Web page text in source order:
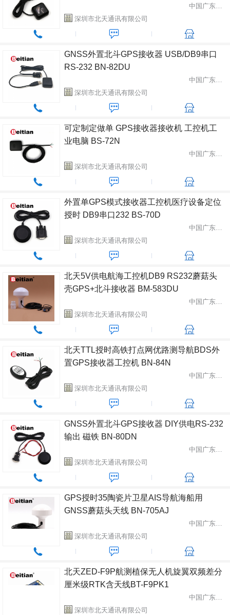
中国广东省深圳市
深圳市北天通讯有限公司
GNSS外置北斗GPS接收器 USB/DB9串口
RS-232 BN-82DU
中国广东省深圳市
深圳市北天通讯有限公司
可定制定做单 GPS接收器接收机 工控机工
业电脑 BS-72N
中国广东省深圳市
深圳市北天通讯有限公司
外置单GPS模式接收器工控机医疗设备定位
授时 DB9串口232 BS-70D
中国广东省深圳市
深圳市北天通讯有限公司
北天5V供电航海工控机DB9 RS232蘑菇头
壳GPS+北斗接收器 BM-583DU
中国广东省深圳市
深圳市北天通讯有限公司
北天TTL授时高铁打点网优路测导航BDS外
置GPS接收器工控机 BN-84N
中国广东省深圳市
深圳市北天通讯有限公司
GNSS外置北斗GPS接收器 DIY供电RS-232
输出 磁铁 BN-80DN
中国广东省深圳市
深圳市北天通讯有限公司
GPS授时35陶瓷片卫星AIS导航海船用
GNSS蘑菇头天线 BN-705AJ
中国广东省深圳市
深圳市北天通讯有限公司
北天ZED-F9P航测植保无人机旋翼双频差分
厘米级RTK含天线BT-F9PK1
中国广东省深圳市
深圳市北天通讯有限公司